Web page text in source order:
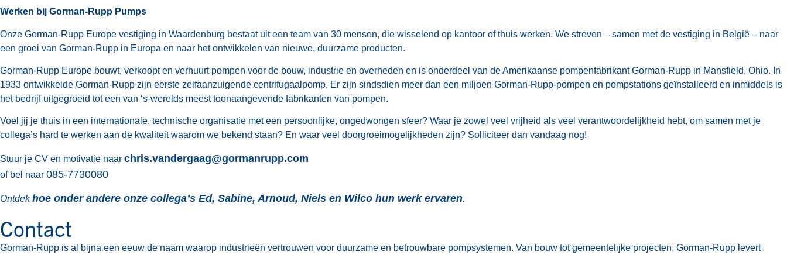
Werken bij Gorman-Rupp Pumps
Onze Gorman-Rupp Europe vestiging in Waardenburg bestaat uit een team van 30 mensen, die wisselend op kantoor of thuis werken. We streven – samen met de vestiging in België – naar
een groei van Gorman-Rupp in Europa en naar het ontwikkelen van nieuwe, duurzame producten.
Gorman-Rupp Europe bouwt, verkoopt en verhuurt pompen voor de bouw, industrie en overheden en is onderdeel van de Amerikaanse pompenfabrikant Gorman-Rupp in Mansfield, Ohio. In
1933 ontwikkelde Gorman-Rupp zijn eerste zelfaanzuigende centrifugaalpomp. Er zijn sindsdien meer dan een miljoen Gorman-Rupp-pompen en pompstations geïnstalleerd en inmiddels is
het bedrijf uitgegroeid tot een van ‘s-werelds meest toonaangevende fabrikanten van pompen.
Voel jij je thuis in een internationale, technische organisatie met een persoonlijke, ongedwongen sfeer? Waar je zowel veel vrijheid als veel verantwoordelijkheid hebt, om samen met je
collega’s hard te werken aan de kwaliteit waarom we bekend staan? En waar veel doorgroeimogelijkheden zijn? Solliciteer dan vandaag nog!
Stuur je CV en motivatie naar chris.vandergaag@gormanrupp.com
of bel naar 085-7730080
Ontdek hoe onder andere onze collega’s Ed, Sabine, Arnoud, Niels en Wilco hun werk ervaren.
Contact
Gorman-Rupp is al bijna een eeuw de naam waarop industrieën vertrouwen voor duurzame en betrouwbare pompsystemen. Van bouw tot gemeentelijke projecten, Gorman-Rupp levert